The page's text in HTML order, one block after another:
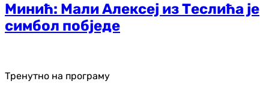
Минић: Мали Алексеј из Теслића је
симбол побједе
Тренутно на програму